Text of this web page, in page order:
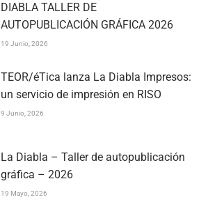
DIABLA TALLER DE
AUTOPUBLICACIÓN GRÁFICA 2026
19 Junio, 2026
TEOR/éTica lanza La Diabla Impresos:
un servicio de impresión en RISO
9 Junio, 2026
La Diabla – Taller de autopublicación
gráfica – 2026
19 Mayo, 2026